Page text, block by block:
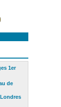
1er
de